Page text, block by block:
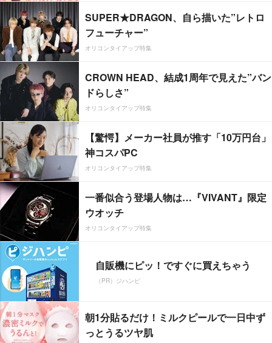
SUPER★DRAGON、自ら描いた”レトロ
フューチャー”
オリコンタイアップ特集
CROWN HEAD、結成1周年で見えた”バン
ドらしさ”
オリコンタイアップ特集
【驚愕】メーカー社員が推す「10万円台」
神コスパPC
オリコンタイアップ特集
一番似合う登場人物は…『VIVANT』限定
ウオッチ
オリコンタイアップ特集
自販機にピッ！ですぐに買えちゃう
（PR）ジハンピ
朝1分貼るだけ！ミルクピールで一日中ず
っとうるツヤ肌